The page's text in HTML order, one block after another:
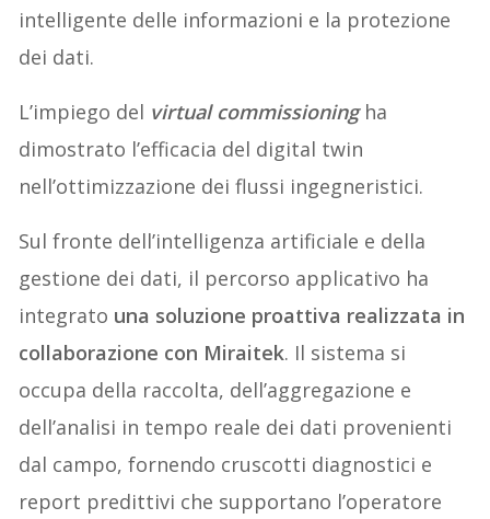
intelligente delle informazioni e la protezione
dei dati.
L’impiego del virtual commissioningha
dimostrato l’efficacia del digital twin
nell’ottimizzazione dei flussi ingegneristici.
Sul fronte dell’intelligenza artificiale e della
gestione dei dati, il percorso applicativo ha
integrato una soluzione proattiva realizzata in
collaborazione con Miraitek. Il sistema si
occupa della raccolta, dell’aggregazione e
dell’analisi in tempo reale dei dati provenienti
dal campo, fornendo cruscotti diagnostici e
report predittivi che supportano l’operatore